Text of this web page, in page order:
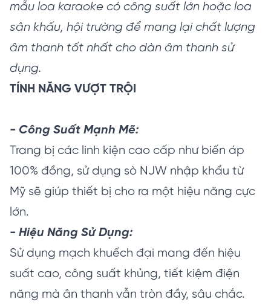
mẫu loa karaoke có công suất lớn hoặc loa
sân khấu, hội trường để mang lại chất lượng
âm thanh tốt nhất cho dàn âm thanh sử
dụng.
TÍNH NĂNG VƯỢT TRỘI
- Công Suất Mạnh Mẽ:
Trang bị các linh kiện cao cấp như biến áp
100% đồng, sử dụng sò NJW nhập khẩu từ
Mỹ sẽ giúp thiết bị cho ra một hiệu năng cực
lớn.
- Hiệu Năng Sử Dụng:
Sử dụng mạch khuếch đại mang đến hiệu
suất cao, công suất khủng, tiết kiệm điện
năng mà ân thanh vẫn tròn đầy, sâu chắc.